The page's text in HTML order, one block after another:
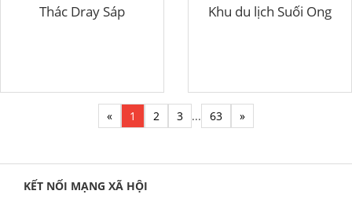
Thác Dray Sáp Khu du lịch Suối Ong
« 1 2 3 ... 63 »
KẾT NỐI MẠNG XÃ HỘI